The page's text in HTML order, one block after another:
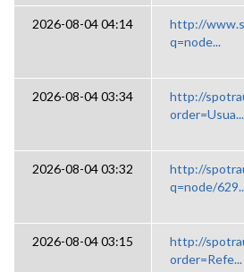
2026-08-04 04:14
http://
q=node...
2026-08-04 03:34
http://
order=Usua...
2026-08-04 03:32
http://
q=node/
2026-08-04 03:15
http://
order=Refe...